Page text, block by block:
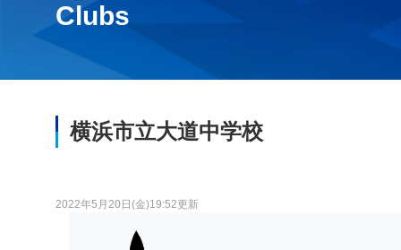
Clubs
横浜市立大道中学校
2022年5月20日(金)19:52更新